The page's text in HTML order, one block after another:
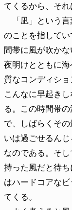
てくるから、それ
「凪」という言
のことを指して
間帯に風が吹か
夜明けとともに
質なコンディシ
こんなに早起き
る。この時間帯
で、しばらくそ
いは過ごせるん
なのである。そ
持った風だと待
はハードコアな
てくる。